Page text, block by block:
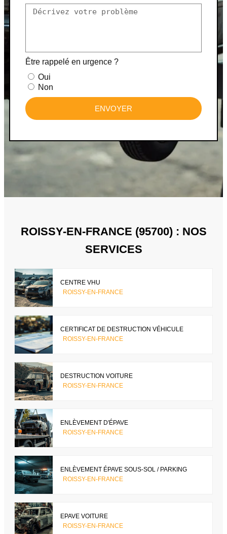
Être rappelé en urgence ?
Oui
Non
ENVOYER
ROISSY-EN-FRANCE (95700) : NOS
SERVICES
CENTRE VHU
ROISSY-EN-FRANCE
CERTIFICAT DE DESTRUCTION VÉHICULE
ROISSY-EN-FRANCE
DESTRUCTION VOITURE
ROISSY-EN-FRANCE
ENLÈVEMENT D'ÉPAVE
ROISSY-EN-FRANCE
ENLÈVEMENT ÉPAVE SOUS-SOL / PARKING
ROISSY-EN-FRANCE
EPAVE VOITURE
ROISSY-EN-FRANCE